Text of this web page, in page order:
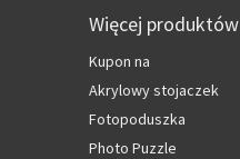
Więcej produktów
Kupon na
Akrylowy stojaczek
Fotopoduszka
Photo Puzzle